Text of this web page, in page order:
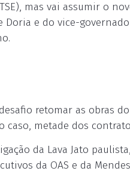
mas vai assumir o
Doria e do vice-
retomar as obras
caso, metade dos
da Lava Jato
da OAS e da